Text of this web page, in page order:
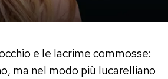
e le lacrime commosse:
ma nel modo più lucarelliano